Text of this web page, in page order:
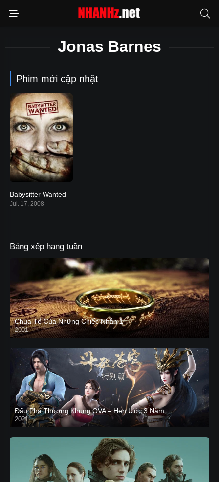
Jonas Barnes
Phim mới cập nhật
5.4
Babysitter Wanted
Jul. 17, 2008
Bảng xếp hạng tuần
Chúa Tể Của Những Chiếc Nhẫn 1
2001
Đấu Phá Thương Khung OVA – Hẹn Ước 3 Năm
2021